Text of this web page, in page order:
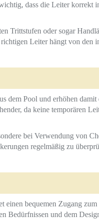
dass die Leiter korrekt
Trittstufen oder sogar
Leiter hängt von den
dem Pool und erhöhen
da keine temporären
bei Verwendung von
regelmäßig zu
bequemen Zugang
und dem